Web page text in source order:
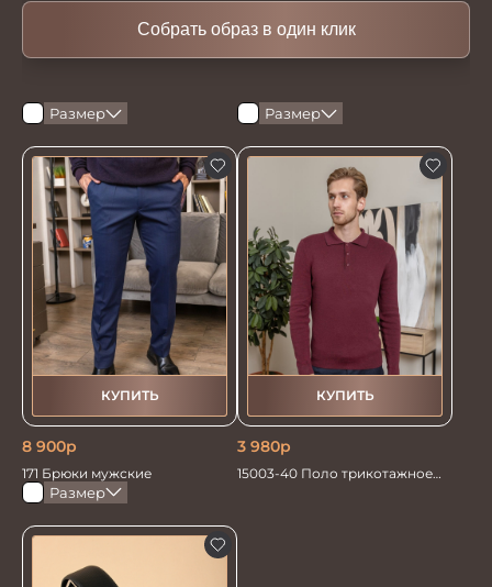
Собрать образ в один клик
Размер
КУПИТЬ
8 900р
171 Брюки мужские
Размер
КУПИТЬ
3 980р
15003-40 Поло трикотажное
Размер